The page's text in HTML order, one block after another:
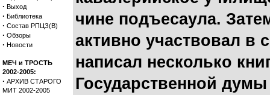
· Выход
· Библиотека
· Состав РПЦЗ(В)
· Обзоры
· Новости
МЕЧ и ТРОСТЬ
2002-2005:
· АРХИВ СТАРОГО
МИТ 2002-2005
чине подъесаула.
активно участвовал в
написал несколько
Государственной